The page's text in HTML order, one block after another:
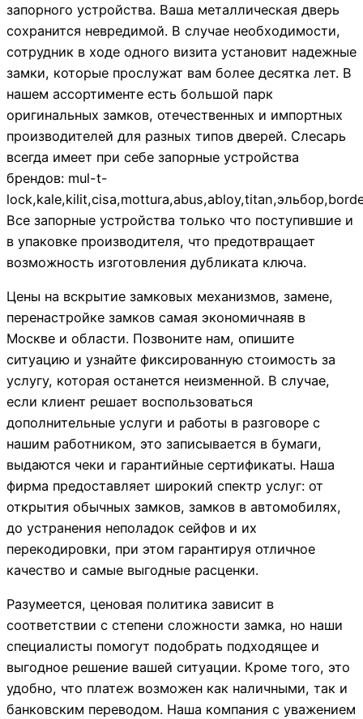
запорного устройства. Ваша металлическая дверь
сохранится невредимой. В случае необходимости,
сотрудник в ходе одного визита установит надежные
замки, которые прослужат вам более десятка лет. В
нашем ассортименте есть большой парк
оригинальных замков, отечественных и импортных
производителей для разных типов дверей. Слесарь
всегда имеет при себе запорные устройства
брендов: mul-t-
Все запорные устройства только что поступившие и
в упаковке производителя, что предотвращает
возможность изготовления дубликата ключа.
Цены на вскрытие замковых механизмов, замене,
перенастройке замков самая экономичнаяв в
Москве и области. Позвоните нам, опишите
ситуацию и узнайте фиксированную стоимость за
услугу, которая останется неизменной. В случае,
если клиент решает воспользоваться
дополнительные услуги и работы в разговоре с
нашим работником, это записывается в бумаги,
выдаются чеки и гарантийные сертификаты. Наша
фирма предоставляет широкий спектр услуг: от
открытия обычных замков, замков в автомобилях,
до устранения неполадок сейфов и их
перекодировки, при этом гарантируя отличное
качество и самые выгодные расценки.
Разумеется, ценовая политика зависит в
соответствии с степени сложности замка, но наши
специалисты помогут подобрать подходящее и
выгодное решение вашей ситуации. Кроме того, это
удобно, что платеж возможен как наличными, так и
банковским переводом. Наша компания с уважением